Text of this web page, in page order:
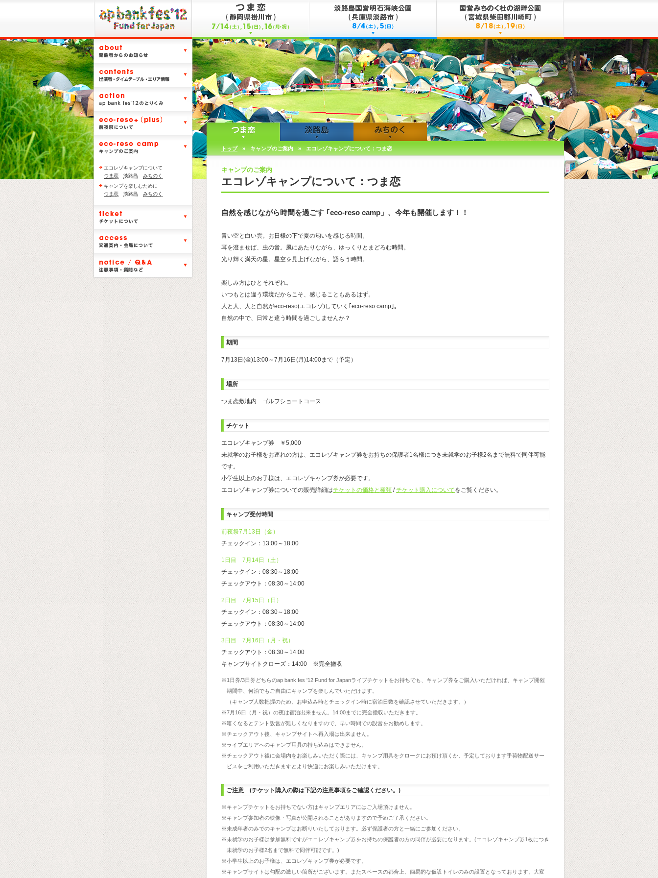
エコレゾキャンプについて
つま恋
淡路島
みちのく
キャンプを楽しむために
つま恋
淡路島 みちのく
トップ » キャンプのご案内 » エコレゾキャンプについて：つま恋
キャンプのご案内
エコレゾキャンプについて：つま恋
自然を感じながら時間を過ごす ｢eco-reso camp」、今年も開催します！！
青い空と白い雲。お日様の下で夏の匂いを感じる時間。
耳を澄ませば、虫の音。風にあたりながら、ゆっくりとまどろむ時間。
光り輝く満天の星。星空を見上げながら、語らう時間。
楽しみ方はひとそれぞれ。
いつもとは違う環境だからこそ、感じることもあるはず。
人と人、人と自然がeco-reso(エコレゾ)していく｢eco-reso camp｣。
自然の中で、日常と違う時間を過ごしませんか？
期間
7月13日(金)13:00～7月16日(月)14:00まで（予定）
場所
つま恋敷地内 ゴルフショートコース
チケット
エコレゾキャンプ券 ￥5,000
未就学のお子様をお連れの方は、エコレゾキャンプ券をお持ちの保護者1名様につき未就学のお子様2名まで無料で同伴可能
です。
小学生以上のお子様は、エコレゾキャンプ券が必要です。
エコレゾキャンプ券についての販売詳細はチケットの価格と種類 /チケット購入についてをご覧ください。
キャンプ受付時間
前夜祭7月13日（金）
チェックイン：13:00～18:00
1日目 7月14日（土）
チェックイン：08:30～18:00
チェックアウト：08:30～14:00
2日目 7月15日（日）
チェックイン：08:30～18:00
チェックアウト：08:30～14:00
3日目 7月16日（月・祝）
チェックアウト：08:30～14:00
キャンプサイトクローズ：14:00 ※完全撤収
※1日券/3日券どちらのap bank fes '12 Fund for Japanライブチケットをお持ちでも、キャンプ券をご購入いただければ、キャンプ開催
期間中、何泊でもご自由にキャンプを楽しんでいただけます。
（キャンプ人数把握のため、お申込み時とチェックイン時に宿泊日数を確認させていただきます。）
※7月16日（月・祝）の夜は宿泊出来ません。14:00までに完全撤収いただきます。
※暗くなるとテント設営が難しくなりますので、早い時間での設営をお勧めします。
※チェックアウト後、キャンプサイトへ再入場は出来ません。
※ライブエリアへのキャンプ用具の持ち込みはできません。
※チェックアウト後に会場内をお楽しみいただく際には、キャンプ用具をクロークにお預け頂くか、予定しております手荷物配送サー
ビスをご利用いただきますとより快適にお楽しみいただけます。
ご注意 (チケット購入の際は下記の注意事項をご確認ください。)
※キャンプチケットをお持ちでない方はキャンプエリアにはご入場頂けません。
※キャンプ参加者の映像・写真が公開されることがありますので予めご了承ください。
※未成年者のみでのキャンプはお断りいたしております。必ず保護者の方と一緒にご参加ください。
※未就学のお子様は参加無料ですがエコレゾキャンプ券をお持ちの保護者の方の同伴が必要になります。(エコレゾキャンプ券1枚につき
未就学のお子様2名まで無料で同伴可能です。)
※小学生以上のお子様は、エコレゾキャンプ券が必要です。
※キャンプサイトは勾配の激しい箇所がございます。またスペースの都合上、簡易的な仮設トイレのみの設置となっております。大変